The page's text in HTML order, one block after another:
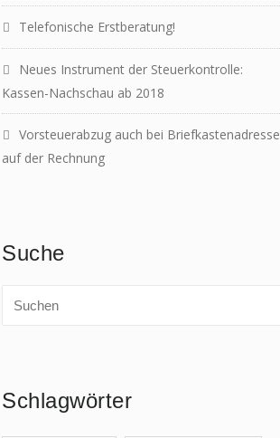
Telefonische Erstberatung!
Neues Instrument der Steuerkontrolle:
Kassen-Nachschau ab 2018
Vorsteuerabzug auch bei Briefkastenadresse
auf der Rechnung
Suche
Schlagwörter